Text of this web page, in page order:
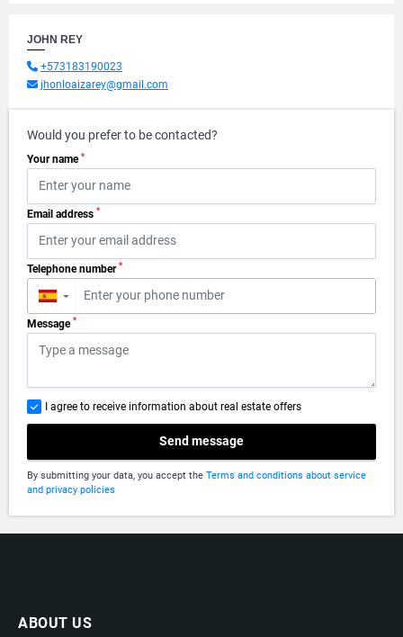
JOHN REY
+573183190023
jhonloaizarey@gmail.com
Would you prefer to be contacted?
Your name *
Email address *
Telephone number *
▼
Message *
I agree to receive information about real estate offers
Send message
By submitting your data, you accept the Terms and conditions about service
and privacy policies
ABOUT US